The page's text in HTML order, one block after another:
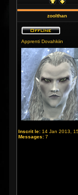
zoolthan
Apprenti Dovahkiin
Inscrit le: 14 Jan 2013,
Messages: 7